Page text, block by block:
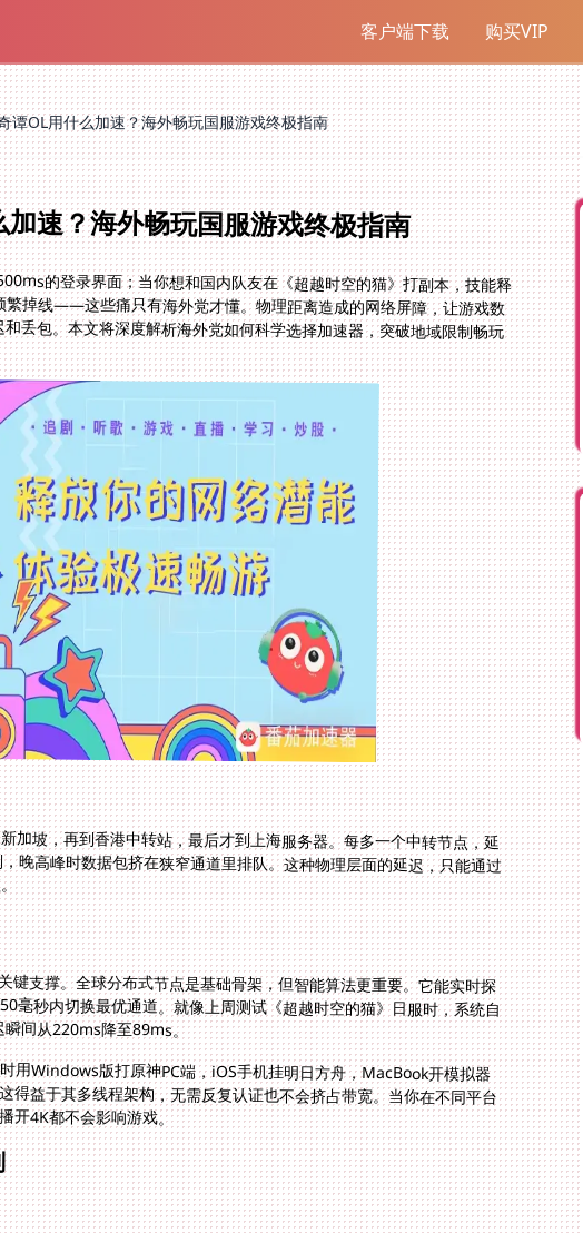
客户端下载 购买VIP
谭OL用什么加速？海外畅玩国服游戏终极指南
速？海外畅玩国服游戏终极指南
的登录界面；当你想和国内队友在《超越时空的猫》打副本，技能释
繁掉线——这些痛只有海外党才懂。物理距离造成的网络屏障，让游戏数
丢包。本文将深度解析海外党如何科学选择加速器，突破地域限制畅玩
加坡，再到香港中转站，最后才到上海服务器。每多一个中转节点，延
晚高峰时数据包挤在狭窄通道里排队。这种物理层面的延迟，只能通过
支撑。全球分布式节点是基础骨架，但智能算法更重要。它能实时探
毫秒内切换最优通道。就像上周测试《超越时空的猫》日服时，系统自
间从220ms降至89ms。
用Windows版打原神PC端，iOS手机挂明日方舟，MacBook开模拟器
得益于其多线程架构，无需反复认证也不会挤占带宽。当你在不同平台
开4K都不会影响游戏。